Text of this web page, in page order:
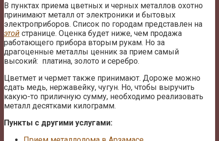
В пунктах приема цветных и черных металлов охотно
принимают металл от электроники и бытовых
электроприборов. Список по городам представлен на
этой странице. Оценка будет ниже, чем продажа
работающего прибора вторым рукам. Но за
драгоценные металлы ценник за прием самый
высокий: платина, золото и серебро.
Цветмет и чермет также принимают. Дороже можно
сдать медь, нержавейку, чугун. Но, чтобы выручить
какую-то приличную сумму, необходимо реализовать
металл десятками килограмм.
Пункты с другими услугами: